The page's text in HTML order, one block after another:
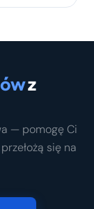
z
— pomogę Ci
się na